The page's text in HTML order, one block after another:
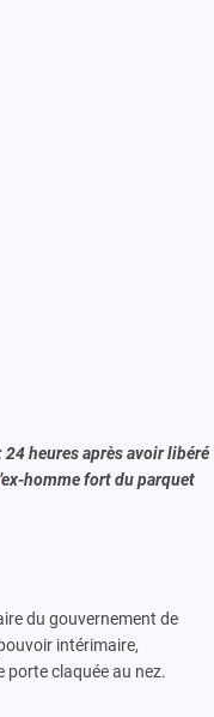
heures après avoir libéré
homme fort du parquet
du gouvernement de
intérimaire,
porte claquée au nez.